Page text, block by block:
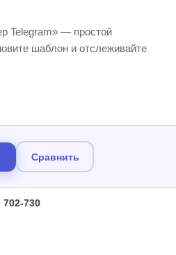
Telegram» — простой
шаблон и отслеживайте
Сравнить
702-730